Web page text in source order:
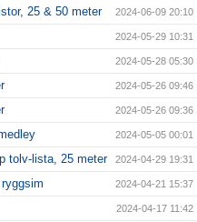
25 & 50 meter 2024-06-09 20:10
2024-05-29 10:31
2024-05-28 05:30
2024-05-26 09:46
2024-05-26 09:36
2024-05-05 00:01
tolv-lista, 25 meter 2024-04-29 19:31
2024-04-21 15:37
2024-04-17 11:42